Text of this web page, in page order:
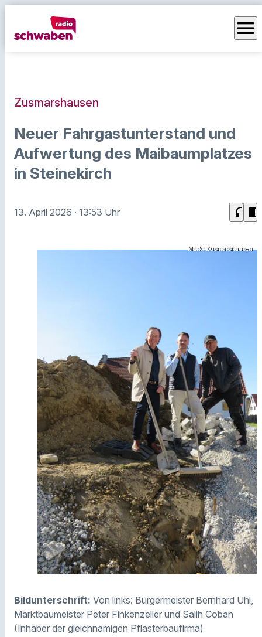
menu
Zusmarshausen
Neuer Fahrgastunterstand und
Aufwertung des Maibaumplatzes
in Steinekirch
13. April 2026 · 13:53 Uhr headphones chrome_reader_mode
Markt Zusmarshausen
Bildunterschrift: Von links: Bürgermeister Bernhard Uhl,
Marktbaumeister Peter Finkenzeller und Salih Coban
(Inhaber der gleichnamigen Pflasterbaufirma)